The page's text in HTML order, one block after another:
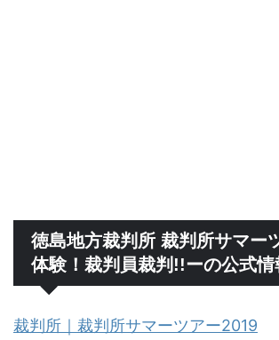
徳島地方裁判所 裁判所サマー
体験！裁判員裁判!!ーの公式情
裁判所｜裁判所サマーツアー2019